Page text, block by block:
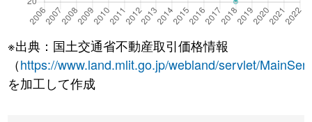
※出典：国土交通省不動産取引価格情報
（https://www.land.mlit.go.jp/webland/servlet/
を加工して作成